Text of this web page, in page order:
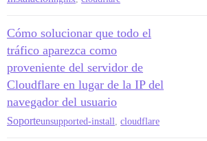
Cómo solucionar que todo el
tráfico aparezca como
proveniente del servidor de
Cloudflare en lugar de la IP del
navegador del usuario
Soporteunsupported-install cloudflare